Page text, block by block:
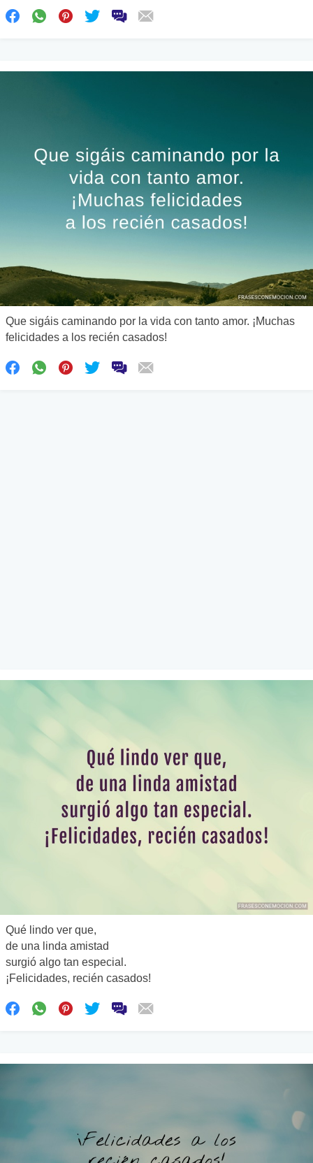
Que sigáis caminando por la vida con tanto amor. ¡Muchas
felicidades a los recién casados!
Qué lindo ver que,
de una linda amistad
surgió algo tan especial.
¡Felicidades, recién casados!